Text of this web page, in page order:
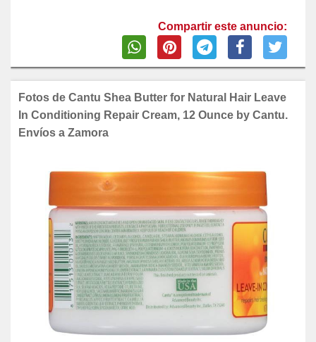
Compartir este anuncio:
Fotos de Cantu Shea Butter for Natural Hair Leave
In Conditioning Repair Cream, 12 Ounce by Cantu.
Envíos a Zamora